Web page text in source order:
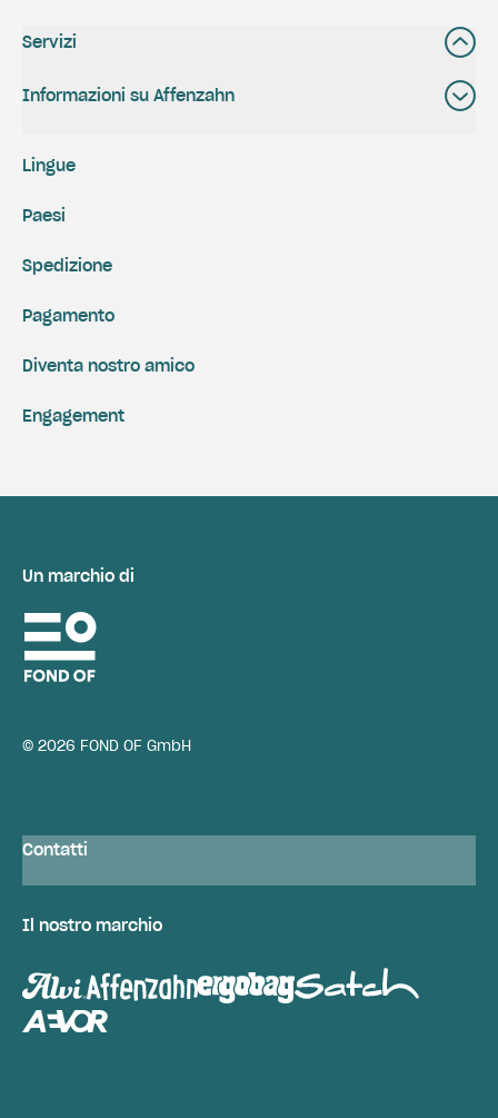
Servizi
Informazioni su Affenzahn
Spedizione
Pagamento
Engagement
Diventa nostro amico
Lingue
Paesi
Un marchio di
© 2026 FOND OF GmbH
Contatti
Il nostro marchio